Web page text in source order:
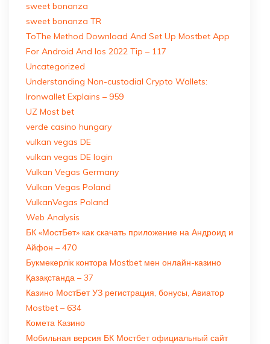
sweet bonanza
sweet bonanza TR
ToThe Method Download And Set Up Mostbet App
For Android And Ios 2022 Tip – 117
Uncategorized
Understanding Non-custodial Crypto Wallets:
Ironwallet Explains – 959
UZ Most bet
verde casino hungary
vulkan vegas DE
vulkan vegas DE login
Vulkan Vegas Germany
Vulkan Vegas Poland
VulkanVegas Poland
Web Analysis
БК «МостБет» как скачать приложение на Андроид и
Айфон – 470
Букмекерлік контора Mostbet мен онлайн-казино
Қазақстанда – 37
Казино МостБет УЗ регистрация, бонусы, Авиатор
Mostbet – 634
Комета Казино
Мобильная версия БК Мостбет официальный сайт